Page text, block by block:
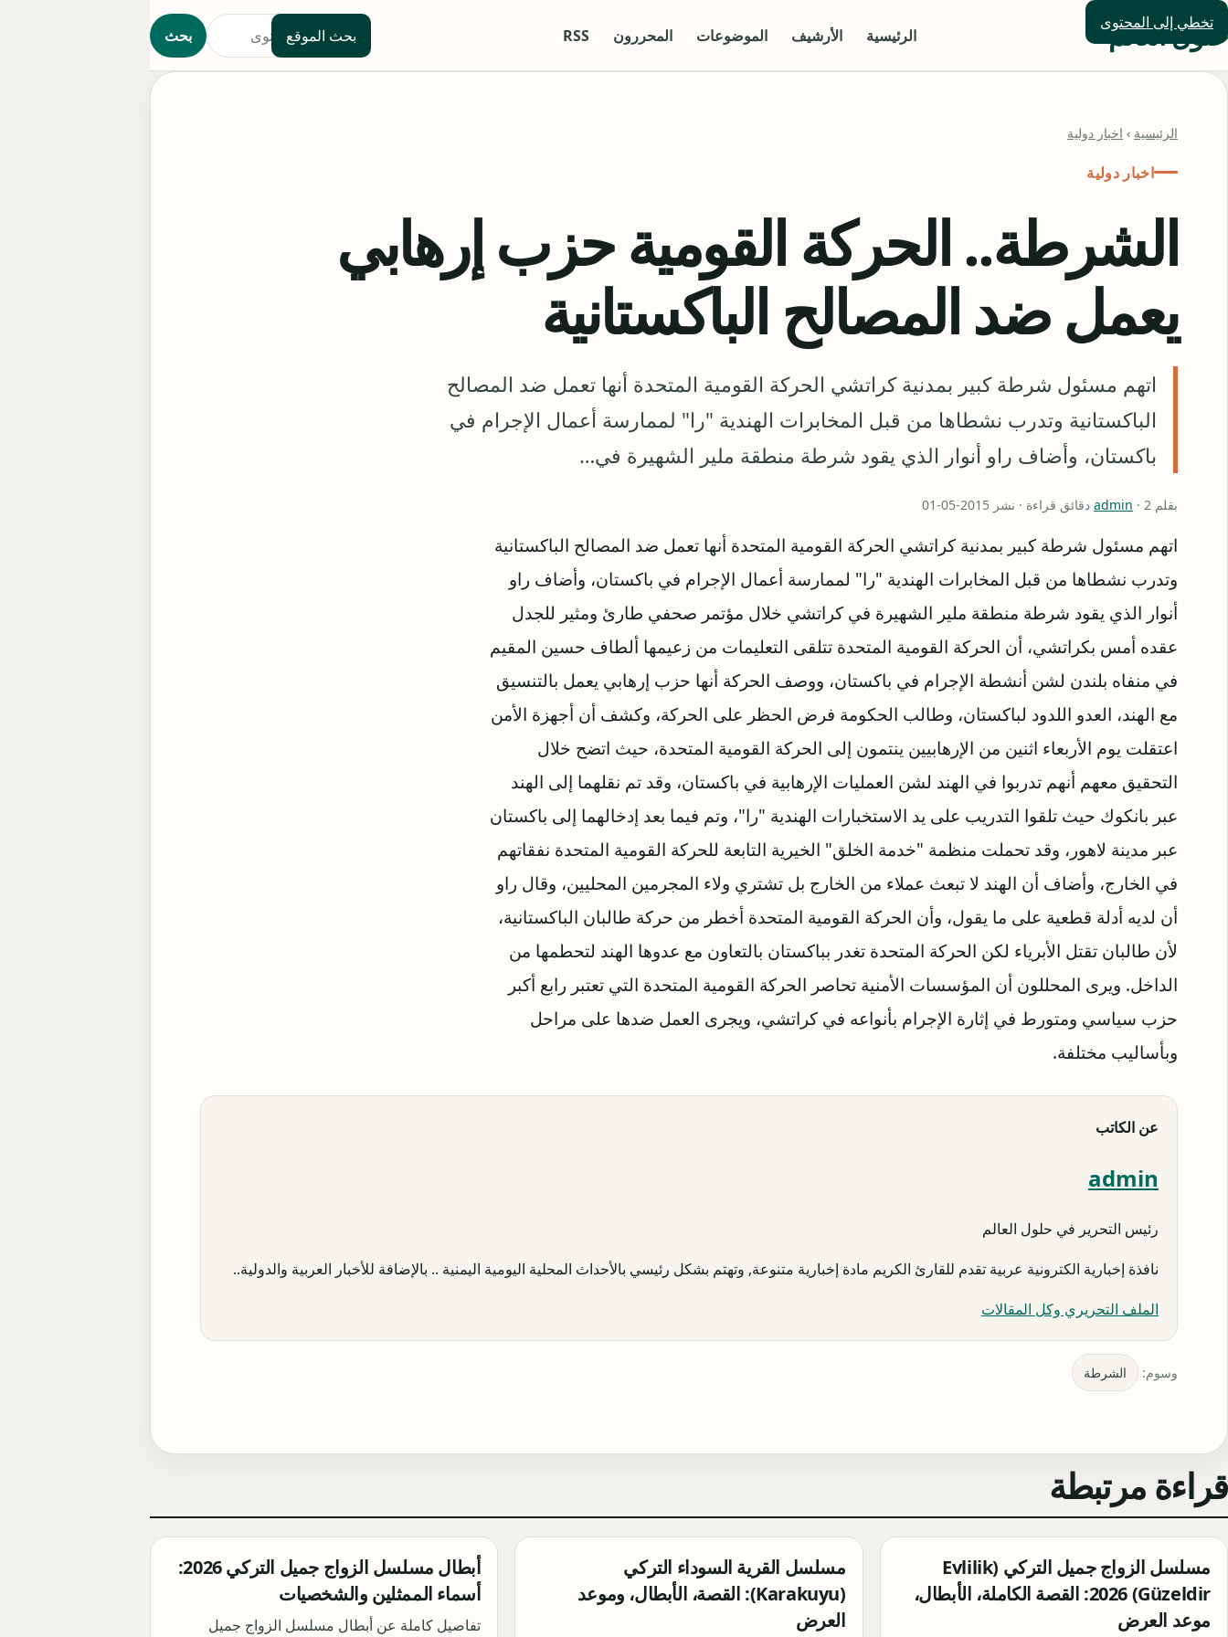
تخطي إلى المحتوى
حلول العالم الرئيسية الأرشيف الموضوعات المحررون RSS بحث الموقع بحث
الرئيسية › اخبار دولية
اخبار دولية
الشرطة.. الحركة القومية حزب إرهابي
يعمل ضد المصالح الباكستانية
اتهم مسئول شرطة كبير بمدنية كراتشي الحركة القومية المتحدة أنها تعمل ضد المصالح
الباكستانية وتدرب نشطاها من قبل المخابرات الهندية "را" لممارسة أعمال الإجرام في
باكستان، وأضاف راو أنوار الذي يقود شرطة منطقة ملير الشهيرة في…
بقلم admin · 2 دقائق قراءة · نشر 2015-05-01
اتهم مسئول شرطة كبير بمدنية كراتشي الحركة القومية المتحدة أنها تعمل ضد المصالح الباكستانية
وتدرب نشطاها من قبل المخابرات الهندية "را" لممارسة أعمال الإجرام في باكستان، وأضاف راو
أنوار الذي يقود شرطة منطقة ملير الشهيرة في كراتشي خلال مؤتمر صحفي طارئ ومثير للجدل
عقده أمس بكراتشي، أن الحركة القومية المتحدة تتلقى التعليمات من زعيمها ألطاف حسين المقيم
في منفاه بلندن لشن أنشطة الإجرام في باكستان، ووصف الحركة أنها حزب إرهابي يعمل بالتنسيق
مع الهند، العدو اللدود لباكستان، وطالب الحكومة فرض الحظر على الحركة، وكشف أن أجهزة الأمن
اعتقلت يوم الأربعاء اثنين من الإرهابيين ينتمون إلى الحركة القومية المتحدة، حيث اتضح خلال
التحقيق معهم أنهم تدربوا في الهند لشن العمليات الإرهابية في باكستان، وقد تم نقلهما إلى الهند
عبر بانكوك حيث تلقوا التدريب على يد الاستخبارات الهندية "را"، وتم فيما بعد إدخالهما إلى باكستان
عبر مدينة لاهور، وقد تحملت منظمة "خدمة الخلق" الخيرية التابعة للحركة القومية المتحدة نفقاتهم
في الخارج، وأضاف أن الهند لا تبعث عملاء من الخارج بل تشتري ولاء المجرمين المحليين، وقال راو
أن لديه أدلة قطعية على ما يقول، وأن الحركة القومية المتحدة أخطر من حركة طالبان الباكستانية،
لأن طالبان تقتل الأبرياء لكن الحركة المتحدة تغدر بباكستان بالتعاون مع عدوها الهند لتحطمها من
الداخل. ويرى المحللون أن المؤسسات الأمنية تحاصر الحركة القومية المتحدة التي تعتبر رابع أكبر
حزب سياسي ومتورط في إثارة الإجرام بأنواعه في كراتشي، ويجرى العمل ضدها على مراحل
وبأساليب مختلفة.
عن الكاتب
admin
رئيس التحرير في حلول العالم
نافذة إخبارية الكترونية عربية تقدم للقارئ الكريم مادة إخبارية متنوعة, وتهتم بشكل رئيسي بالأحداث المحلية اليومية اليمنية .. بالإضافة للأخبار العربية والدولية..
الملف التحريري وكل المقالات
وسوم: الشرطة
قراءة مرتبطة
مسلسل الزواج جميل التركي (Evlilik
Güzeldir) 2026: القصة الكاملة، الأبطال،
موعد العرض
مسلسل القرية السوداء التركي
(Karakuyu): القصة، الأبطال، وموعد
العرض
أبطال مسلسل الزواج جميل التركي 2026:
أسماء الممثلين والشخصيات
تفاصيل كاملة عن أبطال مسلسل الزواج جميل